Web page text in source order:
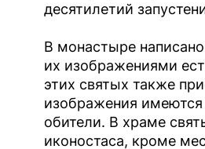
десятилетий
В монастыре
их изображениями
этих святых также
изображения
обители. В храме
иконостаса, кроме